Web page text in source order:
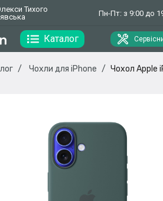
Тихого
Пн-Пт: з 9:00 до
Каталог
Чохли для iPhone Чохол Apple